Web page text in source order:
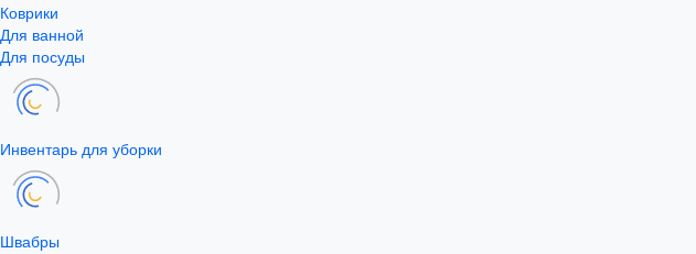
Коврики
Для ванной
Для посуды
Инвентарь для уборки
Швабры